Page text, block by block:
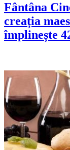
Fântâna
creația
împlinește